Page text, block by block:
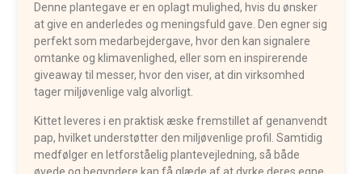
Denne plantegave er en oplagt mulighed, hvis du ønsker
at give en anderledes og meningsfuld gave. Den egner sig
perfekt som medarbejdergave, hvor den kan signalere
omtanke og klimavenlighed, eller som en inspirerende
giveaway til messer, hvor den viser, at din virksomhed
tager miljøvenlige valg alvorligt.
Kittet leveres i en praktisk æske fremstillet af genanvendt
pap, hvilket understøtter den miljøvenlige profil. Samtidig
medfølger en letforståelig plantevejledning, så både
øvede og begyndere kan få glæde af at dyrke deres egne